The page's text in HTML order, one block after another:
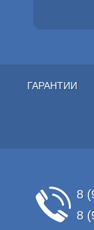
ГАРАНТИИ
8
8